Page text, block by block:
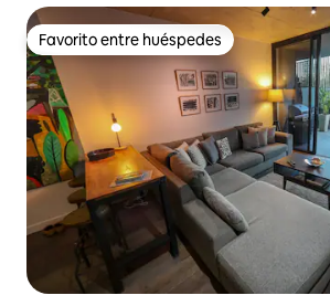
Favorito entre huéspedes
Favorito entre huéspedes